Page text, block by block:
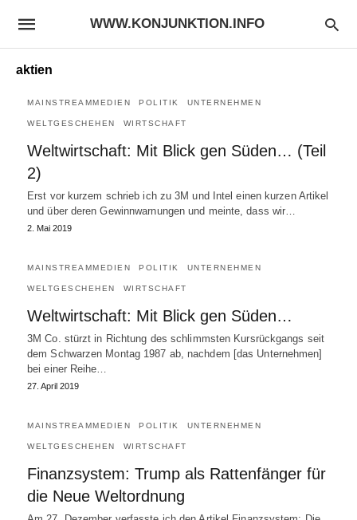
WWW.KONJUNKTION.INFO
aktien
MAINSTREAMMEDIEN POLITIK UNTERNEHMEN
WELTGESCHEHEN WIRTSCHAFT
Weltwirtschaft: Mit Blick gen Süden… (Teil
2)
Erst vor kurzem schrieb ich zu 3M und Intel einen kurzen Artikel
und über deren Gewinnwarnungen und meinte, dass wir…
2. Mai 2019
MAINSTREAMMEDIEN POLITIK UNTERNEHMEN
WELTGESCHEHEN WIRTSCHAFT
Weltwirtschaft: Mit Blick gen Süden…
3M Co. stürzt in Richtung des schlimmsten Kursrückgangs seit
dem Schwarzen Montag 1987 ab, nachdem [das Unternehmen]
bei einer Reihe…
27. April 2019
MAINSTREAMMEDIEN POLITIK UNTERNEHMEN
WELTGESCHEHEN WIRTSCHAFT
Finanzsystem: Trump als Rattenfänger für
die Neue Weltordnung